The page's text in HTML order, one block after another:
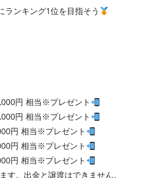
ランキング1位を目指そう
円 相当※プレゼント
円 相当※プレゼント
円 相当※プレゼント
円 相当※プレゼント
円 相当※プレゼント
。出金と譲渡はできません。